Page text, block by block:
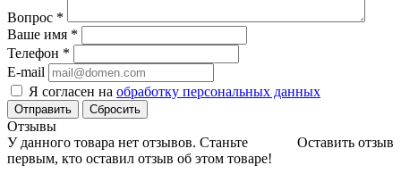
Вопрос *
Ваше имя *
Телефон *
E-mail
Я согласен на обработку персональных данных
Сбросить
Отзывы
Оставить отзыв
У данного товара нет отзывов. Станьте
первым, кто оставил отзыв об этом товаре!